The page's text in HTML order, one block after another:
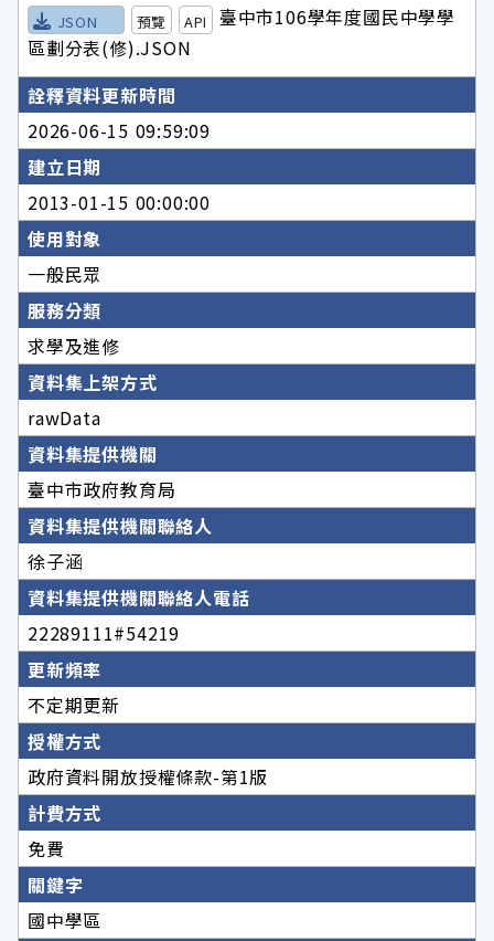
JSON 預覽 API
臺中市106學年度國民中學學
區劃分表(修).JSON
詮釋資料更新時間
2026-06-15 09:59:09
建立日期
2013-01-15 00:00:00
使用對象
一般民眾
服務分類
求學及進修
資料集上架方式
rawData
資料集提供機關
臺中市政府教育局
資料集提供機關聯絡人
徐子涵
資料集提供機關聯絡人電話
22289111#54219
更新頻率
不定期更新
授權方式
政府資料開放授權條款-第1版
計費方式
免費
關鍵字
國中學區